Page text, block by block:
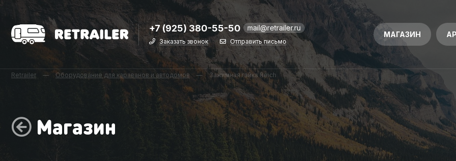
+7 (925) 380-55-50 mail@retrailer.ru
Заказать звонок Отправить письмо
МАГАЗИН
Retrailer — Оборудование для караванов и автодомов — Зажимная гайка Reich
Магазин